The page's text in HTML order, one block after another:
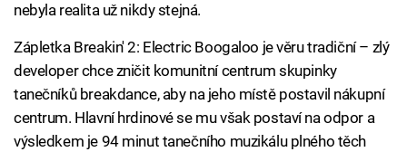
nebyla realita už nikdy stejná.
Zápletka Breakin' 2: Electric Boogaloo je věru tradiční – zlý
developer chce zničit komunitní centrum skupinky
tanečníků breakdance, aby na jeho místě postavil nákupní
centrum. Hlavní hrdinové se mu však postaví na odpor a
výsledkem je 94 minut tanečního muzikálu plného těch